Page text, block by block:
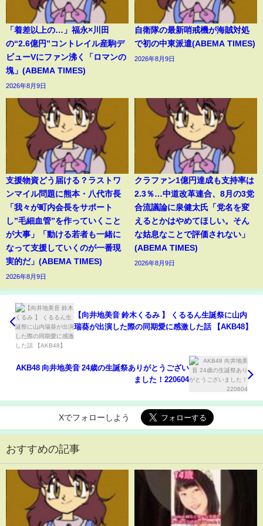
「着差以上の…」福永×川田
の“2.6億円”コントレイル産駒デ
ビューVにファン沸く「ロマンの
塊」(ABEMA TIMES)
2026年8月9日
自衛隊の最新哨戒機が海賊対処
で初の中東派遣(ABEMA TIMES)
2026年8月9日
支援物資どう届ける？ラストワ
ンマイル問題に熊本・八代市長
「我々が町内会長をサポート
し”毛細血管”を作っていくこと
が大事」「動ける若者も一緒に
なって支援していくのが一番現
実的だ」(ABEMA TIMES)
2026年8月9日
クラファン1億円達成も支持率は
2.3％…中道改革連合、8月の3党
合流議論に泉健太氏「党名を変
えるとかはやめてほしい。そん
な姑息なことで評価されない」
(ABEMA TIMES)
2026年8月9日
【向井地美音 鈴木くるみ 】 くるるん生誕祭に山内
瑞葵が出演した際の同期愛に感激した話 【AKB48】
️AKB48 向井地美音 24歳の生誕祭ありがとうござい
ました！220604
Xでフォローしよう
おすすめの記事